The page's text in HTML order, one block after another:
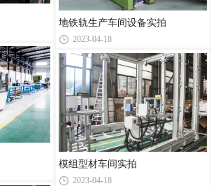
地铁轨生产车间设备实拍
2023-04-18
模组型材车间实拍
2023-04-18